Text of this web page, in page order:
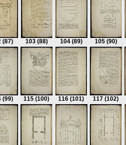
(87) 103 (88) 104 (89) 105 (90)
(99) 115 (100) 116 (101) 117 (102)